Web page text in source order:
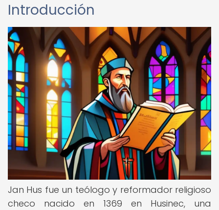
Introducción
Jan Hus fue un teólogo y reformador religioso
checo nacido en 1369 en Husinec, una